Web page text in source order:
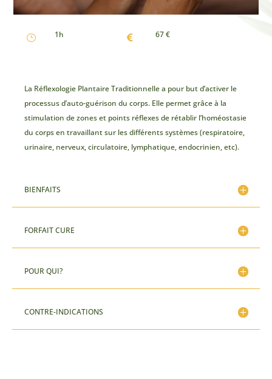
} 1h  67 €
La Réflexologie Plantaire Traditionnelle a pour but d’activer le
processus d’auto-guérison du corps. Elle permet grâce à la
stimulation de zones et points réflexes de rétablir l’homéostasie
du corps en travaillant sur les différents systèmes (respiratoire,
urinaire, nerveux, circulatoire, lymphatique, endocrinien, etc).
BIENFAITS
FORFAIT CURE
POUR QUI?
CONTRE-INDICATIONS